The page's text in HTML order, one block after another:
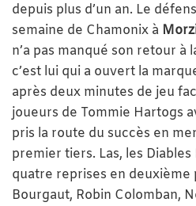
depuis plus d’un an. Le
semaine de Chamonix à
n’a pas manqué son retour à
c’est lui qui a ouvert la
après deux minutes de jeu
joueurs de Tommie Hartogs
pris la route du succès en
premier tiers. Las, les
quatre reprises en deuxième
Bourgaut, Robin Colomban,